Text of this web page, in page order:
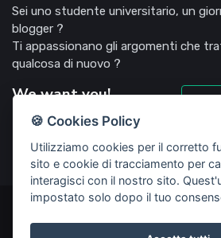
Sei uno studente universitario, un
blogger ?
Ti appassionano gli argomenti che
qualcosa di nuovo ?
We want you!
©2022 Deliziosooo.it - v. 1.1.0 -
🍪 Cookies Policy
Utilizziamo cookies per il corretto
sito e cookie di tracciamento per
interagisci con il nostro sito.
impostato solo dopo il tuo